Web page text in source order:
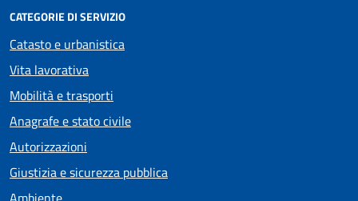
CATEGORIE DI SERVIZIO
Catasto e urbanistica
Vita lavorativa
Mobilità e trasporti
Anagrafe e stato civile
Autorizzazioni
Giustizia e sicurezza pubblica